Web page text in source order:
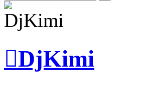
DjKimi